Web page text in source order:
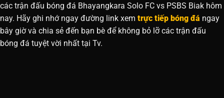
các trận đấu bóng đá Bhayangkara Solo FC vs PSBS Biak hôm
nay. Hãy ghi nhớ ngay đường link xem trực tiếp bóng đá ngay
bây giờ và chia sẻ đến bạn bè để không bỏ lỡ các trận đấu
bóng đá tuyệt vời nhất tại Tv.